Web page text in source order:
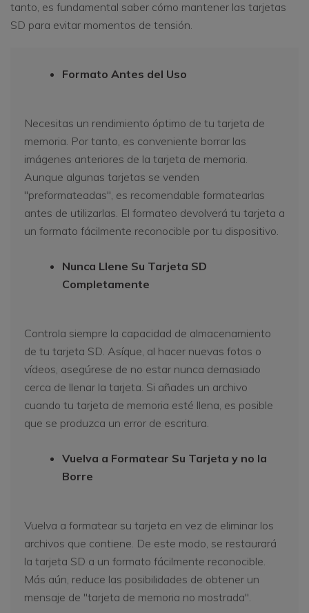
tanto, es fundamental saber cómo mantener las tarjetas
SD para evitar momentos de tensión.
Formato Antes del Uso
Necesitas un rendimiento óptimo de tu tarjeta de
memoria. Por tanto, es conveniente borrar las
imágenes anteriores de la tarjeta de memoria.
Aunque algunas tarjetas se venden
"preformateadas", es recomendable formatearlas
antes de utilizarlas. El formateo devolverá tu tarjeta a
un formato fácilmente reconocible por tu dispositivo.
Nunca Llene Su Tarjeta SD
Completamente
Controla siempre la capacidad de almacenamiento
de tu tarjeta SD. Asíque, al hacer nuevas fotos o
vídeos, asegúrese de no estar nunca demasiado
cerca de llenar la tarjeta. Si añades un archivo
cuando tu tarjeta de memoria esté llena, es posible
que se produzca un error de escritura.
Vuelva a Formatear Su Tarjeta y no la
Borre
Vuelva a formatear su tarjeta en vez de eliminar los
archivos que contiene. De este modo, se restaurará
la tarjeta SD a un formato fácilmente reconocible.
Más aún, reduce las posibilidades de obtener un
mensaje de "tarjeta de memoria no mostrada".